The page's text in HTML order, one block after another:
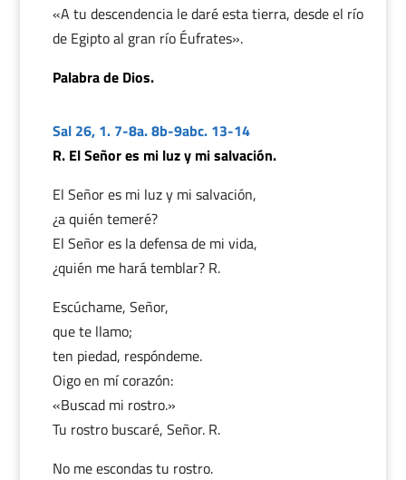
«A tu descendencia le daré esta tierra, desde el río
de Egipto al gran río Éufrates».
Palabra de Dios.
Sal 26, 1. 7-8a. 8b-9abc. 13-14
R. El Señor es mi luz y mi salvación.
El Señor es mi luz y mi salvación,
¿a quién temeré?
El Señor es la defensa de mi vida,
¿quién me hará temblar? R.
Escúchame, Señor,
que te llamo;
ten piedad, respóndeme.
Oigo en mí corazón:
«Buscad mi rostro.»
Tu rostro buscaré, Señor. R.
No me escondas tu rostro.